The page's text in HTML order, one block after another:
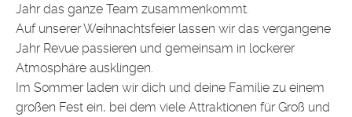
Jahr das ganze Team zusammenkommt.
Auf unserer Weihnachtsfeier lassen wir das vergangene
Jahr Revue passieren und gemeinsam in lockerer
Atmosphäre ausklingen.
Im Sommer laden wir dich und deine Familie zu einem
großen Fest ein, bei dem viele Attraktionen für Groß und